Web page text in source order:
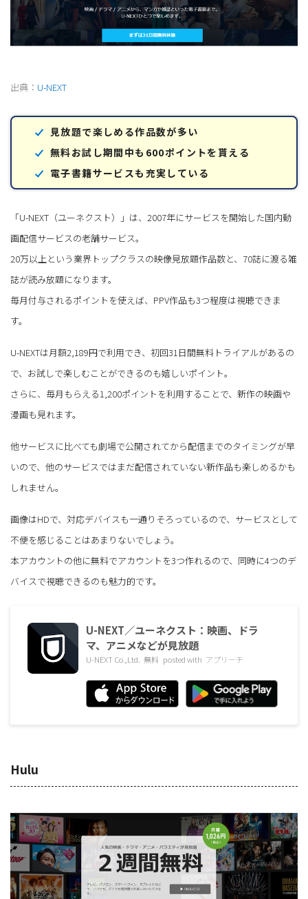
出典： U-NEXT
見放題で楽しめる作品数が多い
無料お試し期間中も600ポイントを貰える
電子書籍サービスも充実している
「U-NEXT（ユーネクスト）」は、2007年にサービスを開始した国内動
画配信サービスの老舗サービス。
20万以上という業界トップクラスの映像見放題作品数と、70誌に渡る雑
誌が読み放題になります。
毎月付与されるポイントを使えば、PPV作品も3つ程度は視聴できま
す。
U-NEXTは月額2,189円で利用でき、初回31日間無料トライアルがあるの
で、お試しで楽しむことができるのも嬉しいポイント。
さらに、毎月もらえる1,200ポイントを利用することで、新作の映画や
漫画も見れます。
他サービスに比べても劇場で公開されてから配信までのタイミングが早
いので、他のサービスではまだ配信されていない新作品も楽しめるかも
しれません。
画像はHDで、対応デバイスも一通りそろっているので、サービスとして
不便を感じることはあまりないでしょう。
本アカウントの他に無料でアカウントを3つ作れるので、同時に4つのデ
バイスで視聴できるのも魅力的です。
U-NEXT／ユーネクスト：映画、ドラ
マ、アニメなどが見放題
U-NEXT Co.,Ltd. 無料 posted with アプリーチ
Hulu